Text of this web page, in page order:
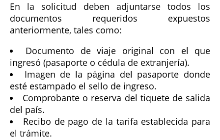
En la solicitud deben adjuntarse todos los
documentos requeridos expuestos
anteriormente, tales como:
Documento de viaje original con el que
ingresó (pasaporte o cédula de extranjería).
Imagen de la página del pasaporte donde
esté estampado el sello de ingreso.
Comprobante o reserva del tiquete de salida
del país.
Recibo de pago de la tarifa establecida para
el trámite.